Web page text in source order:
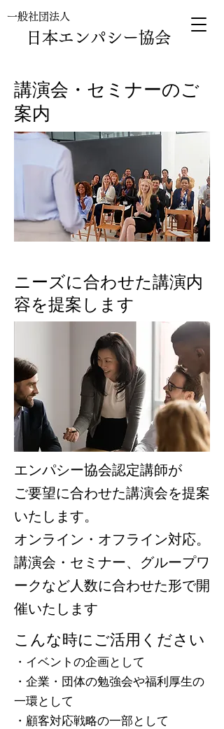
日本エンパシー協会
一般社団法人
講演会・セミナーのご
案内
ニーズに合わせた講演内
容を提案します
エンパシー協会認定講師が
ご要望に合わせた講演会を提案
いたします。
オンライン・オフライン対応。
講演会・セミナー、グループワ
ークなど人数に合わせた形で開
催いたします​
こんな時にご活用ください
・イベントの企画として
・企業・団体の勉強会や福利厚生の
一環として
・顧客対応戦略の一部として